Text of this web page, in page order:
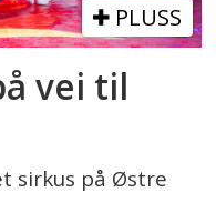
PLUSS
vei til
sirkus på Østre